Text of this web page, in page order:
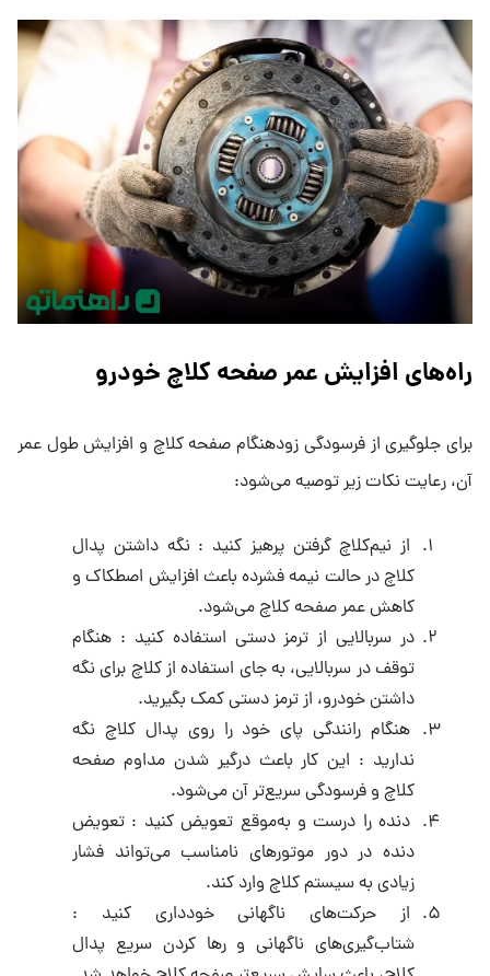
راه‌های افزایش عمر صفحه کلاچ خودرو
برای جلوگیری از فرسودگی زودهنگام صفحه کلاچ و افزایش طول عمر
آن، رعایت نکات زیر توصیه می‌شود:
از نیم‌کلاچ گرفتن پرهیز کنید : نگه داشتن پدال
کلاچ در حالت نیمه فشرده باعث افزایش اصطکاک و
کاهش عمر صفحه کلاچ می‌شود.
در سربالایی از ترمز دستی استفاده کنید : هنگام
توقف در سربالایی، به جای استفاده از کلاچ برای نگه
داشتن خودرو، از ترمز دستی کمک بگیرید.
هنگام رانندگی پای خود را روی پدال کلاچ نگه
ندارید : این کار باعث درگیر شدن مداوم صفحه
کلاچ و فرسودگی سریع‌تر آن می‌شود.
دنده را درست و به‌موقع تعویض کنید : تعویض
دنده در دور موتورهای نامناسب می‌تواند فشار
زیادی به سیستم کلاچ وارد کند.
از حرکت‌های ناگهانی خودداری کنید :
شتاب‌گیری‌های ناگهانی و رها کردن سریع پدال